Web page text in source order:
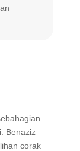
Benaziz
corak